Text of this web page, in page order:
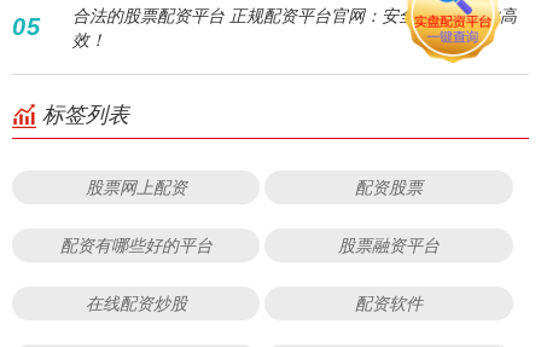
05
合法的股票配资平台 正规配资平台官网：安全可靠，专业高
效！
标签列表
股票网上配资 配资股票
配资有哪些好的平台 股票融资平台
在线配资炒股 配资软件